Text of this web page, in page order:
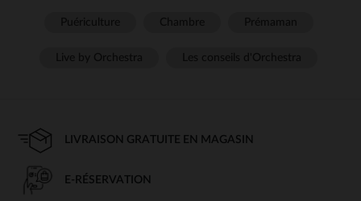
LIVRAISON GRATUITE EN MAGASIN
E-RÉSERVATION